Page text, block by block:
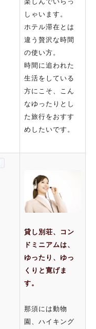
しゃいます。
ホテル滞在とは
違う贅沢な時間
の使い方。
時間に追われた
生活をしている
方にこそ、こん
なゆったりとし
た旅行をおすす
めしたいです。
貸し別荘、コン
ドミニアムは、
ゆったり、ゆっ
くりと寛げま
す。
那須には動物
園、ハイキング